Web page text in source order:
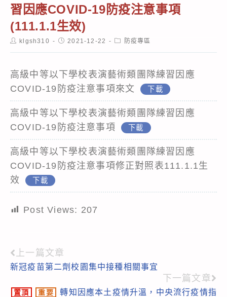
習因應COVID-19防疫注意事項
(111.1.1生效)
Postklgsh310
Post2021-12-22
Post防疫專區
高級中等以下學校表演藝術類團隊練習因應
COVID-19防疫注意事項來文
下載
高級中等以下學校表演藝術類團隊練習因應
COVID-19防疫注意事項
下載
高級中等以下學校表演藝術類團隊練習因應
COVID-19防疫注意事項修正對照表111.1.1生
效
下載
Post Views: 207
Read
more
articles
上一篇文章
新冠疫苗第二劑校園集中接種相關事宜
下一篇文章
置頂 重要
轉知因應本土疫情升溫，中央流行疫情指